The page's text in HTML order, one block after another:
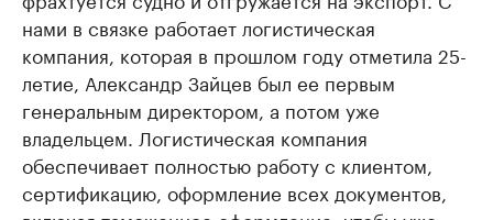
нами в связке работает логистическая
компания, которая в прошлом году отметила 25-
летие, Александр Зайцев был ее первым
генеральным директором, а потом уже
владельцем. Логистическая компания
обеспечивает полностью работу с клиентом,
сертификацию, оформление всех документов,